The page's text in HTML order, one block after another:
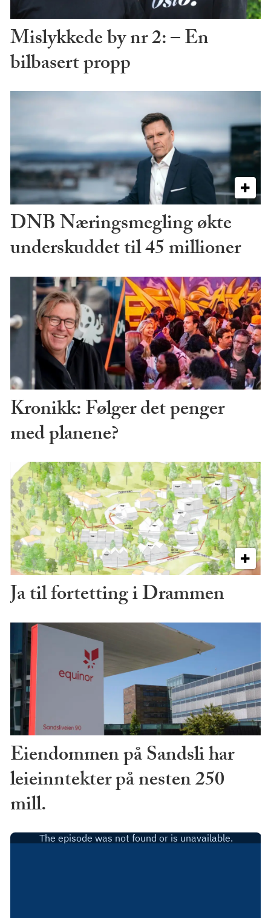
Mislykkede by nr 2: – En
bilbasert propp
DNB Næringsmegling økte
underskuddet til 45 millioner
Kronikk: Følger det penger
med planene?
Ja til fortetting i Drammen
Eiendommen på Sandsli har
leieinntekter på nesten 250
mill.